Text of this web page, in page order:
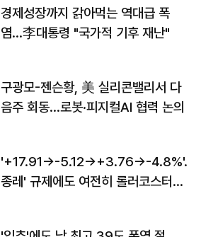
경제성장까지 갉아먹는 역대급 폭
염…李대통령 "국가적 기후 재난"
구광모-젠슨황, 美 실리콘밸리서 다
음주 회동…로봇·피지컬AI 협력 논의
'+17.91→-5.12→+3.76→-4.8%'…'
종레' 규제에도 여전히 롤러코스터